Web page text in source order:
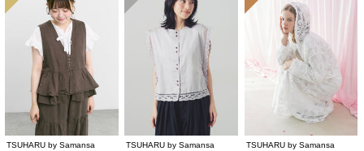
TSUHARU by Samansa
TSUHARU by Samansa
TSUHARU by Samansa